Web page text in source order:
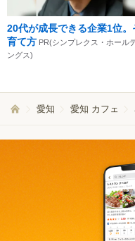
20代が成長できる企業1位。
育て方 PR(シンプレクス・ホール
ングス)
愛知 愛知 カフェ